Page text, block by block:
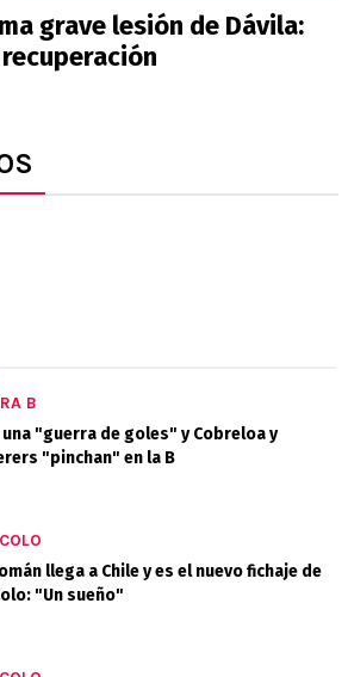
grave lesión de Dávila:
B
una "guerra de goles" y Cobreloa y
"pinchan" en la B
llega a Chile y es el nuevo fichaje de
"Un sueño"